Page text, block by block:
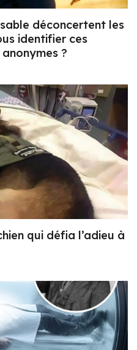
déconcertent les
identifier ces
?
qui défia l’adieu à